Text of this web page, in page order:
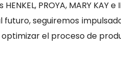
PROYA, MARY KAY e
futuro, seguiremos
el proceso de